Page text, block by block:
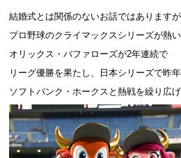
結婚式とは関係のないお話ではありますが
プロ野球のクライマックスシリーズが熱い
オリックス・バファローズが2年連続で
リーグ優勝を果たし、日本シリーズで昨
ソフトバンク・ホークスと熱戦を繰り広